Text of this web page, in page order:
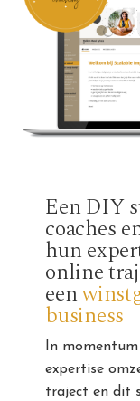
Een DIY
coaches
hun
online
een
business
In
expertise
traject en dit